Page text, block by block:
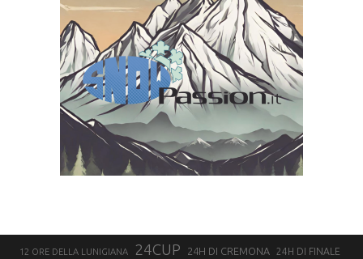
12 ORE DELLA LUNIGIANA 24CUP 24H DI CREMONA 24H DI FINALE